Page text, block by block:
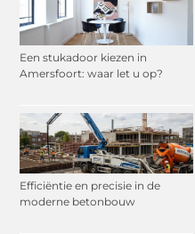
Een stukadoor kiezen in
Amersfoort: waar let u op?
Efficiëntie en precisie in de
moderne betonbouw